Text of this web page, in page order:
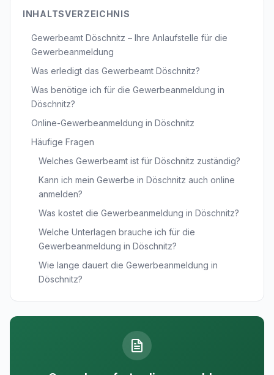
INHALTSVERZEICHNIS
Gewerbeamt Döschnitz – Ihre Anlaufstelle für die
Gewerbeanmeldung
Was erledigt das Gewerbeamt Döschnitz?
Was benötige ich für die Gewerbeanmeldung in
Döschnitz?
Online-Gewerbeanmeldung in Döschnitz
Häufige Fragen
Welches Gewerbeamt ist für Döschnitz zuständig?
Kann ich mein Gewerbe in Döschnitz auch online
anmelden?
Was kostet die Gewerbeanmeldung in Döschnitz?
Welche Unterlagen brauche ich für die
Gewerbeanmeldung in Döschnitz?
Wie lange dauert die Gewerbeanmeldung in
Döschnitz?